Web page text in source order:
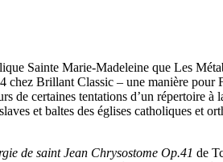
Sainte Marie-Madeleine que Les
chez Brillant Classic – une manière pour
certaines tentations d’un répertoire
et baltes des églises catholiques et
de saint Jean Chrysostome Op.41 de